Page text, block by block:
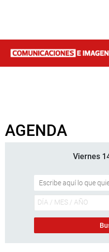
AGENDA
Viernes